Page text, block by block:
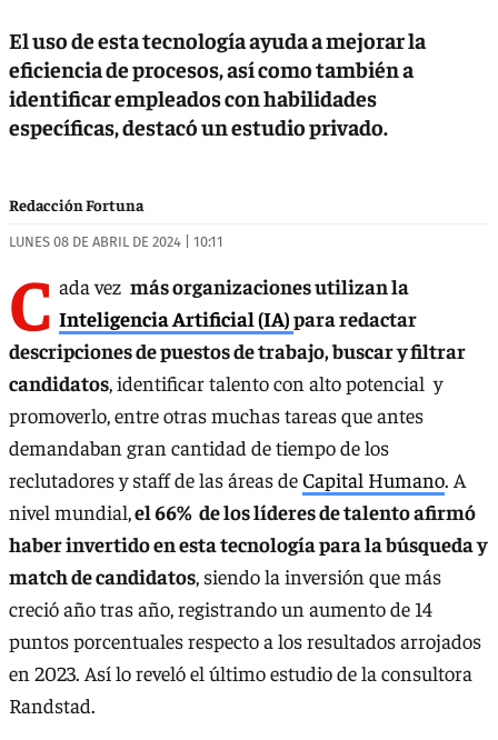
El uso de esta tecnología ayuda a mejorar la
eficiencia de procesos, así como también a
identificar empleados con habilidades
específicas, destacó un estudio privado.
Redacción Fortuna
LUNES 08 DE ABRIL DE 2024 | 10:11
C ada vez más organizaciones utilizan la
Inteligencia Artificial (IA)para redactar
descripciones de puestos de trabajo, buscar y filtrar
candidatos, identificar talento con alto potencial y
promoverlo, entre otras muchas tareas que antes
demandaban gran cantidad de tiempo de los
reclutadores y staff de las áreas deCapital Humano. A
nivel mundial,el 66% de los líderes de talento afirmó
haber invertido en esta tecnología para la búsqueda y
match de candidatos, siendo la inversión que más
creció año tras año, registrando un aumento de 14
puntos porcentuales respecto a los resultados arrojados
en 2023. Así lo reveló el último estudio de la consultora
Randstad.